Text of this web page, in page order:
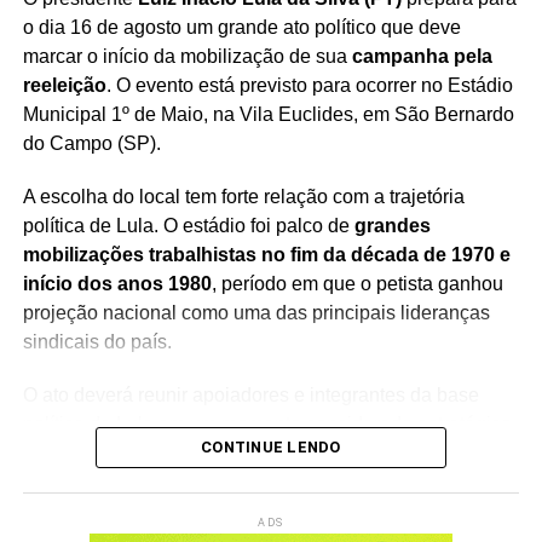
o dia 16 de agosto um grande ato político que deve
marcar o início da mobilização de sua campanha pela
reeleição. O evento está previsto para ocorrer no Estádio
Municipal 1º de Maio, na Vila Euclides, em São Bernardo
do Campo (SP).
A escolha do local tem forte relação com a trajetória
política de Lula. O estádio foi palco de grandes
mobilizações trabalhistas no fim da década de 1970 e
início dos anos 1980, período em que o petista ganhou
projeção nacional como uma das principais lideranças
sindicais do país.
política de Lula em um momento considerado estratégico
para a disputa eleitoral. A expectativa é de que o encontro
CONTINUE LENDO
ADS